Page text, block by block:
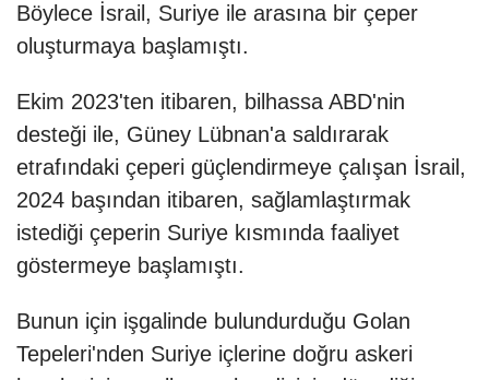
Böylece İsrail, Suriye ile arasına bir çeper
oluşturmaya başlamıştı.
Ekim 2023'ten itibaren, bilhassa ABD'nin
desteği ile, Güney Lübnan'a saldırarak
etrafındaki çeperi güçlendirmeye çalışan İsrail,
2024 başından itibaren, sağlamlaştırmak
istediği çeperin Suriye kısmında faaliyet
göstermeye başlamıştı.
Bunun için işgalinde bulundurduğu Golan
Tepeleri'nden Suriye içlerine doğru askeri